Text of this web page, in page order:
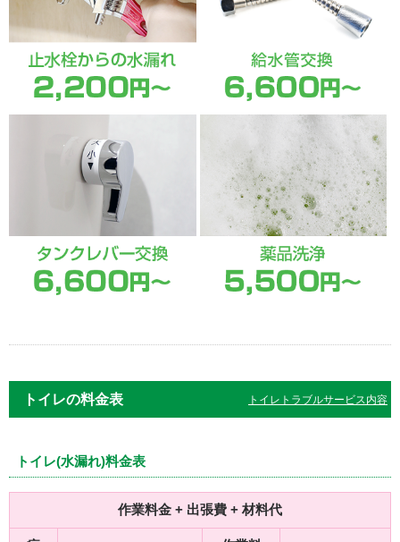
トイレの料金表 トイレトラブルサービス内容
トイレ(水漏れ)料金表
作業料金 + 出張費 + 材料代